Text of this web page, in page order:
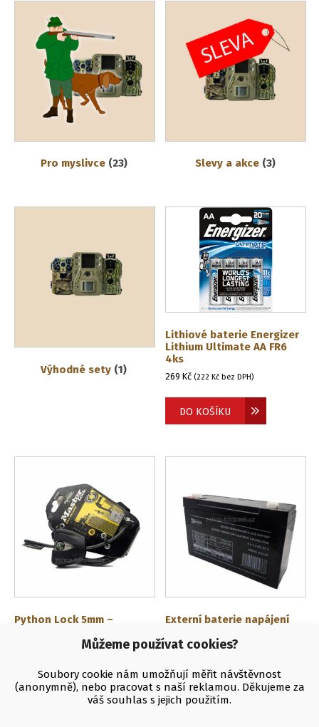
Můžeme používat cookies?
Soubory cookie nám umožňují měřit návštěvnost
(anonymně), nebo pracovat s naší reklamou. Děkujeme za
váš souhlas s jejich použitím.
Pro myslivce (23) Slevy a akce (3)
Výhodné sety (1)
Lithiové baterie Energizer
Lithium Ultimate AA FR6
4ks
269Kč (222Kč bez DPH)
DO KOŠÍKU
Python Lock 5mm –
bez DPH)
DO KOŠÍKU
Externí baterie napájení
480 Kč (397Kčbez DPH)
DO KOŠÍKU